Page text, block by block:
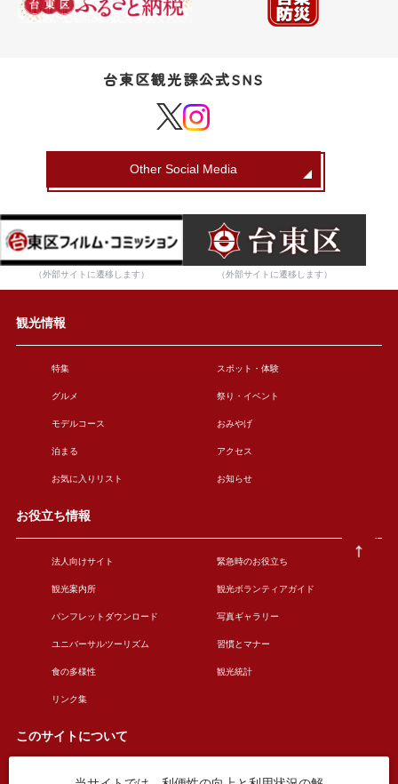
台東区観光課公式SNS
Other Social Media
（外部サイトに遷移します） （外部サイトに遷移します）
観光情報
特集 スポット・体験
グルメ 祭り・イベント
モデルコース おみやげ
泊まる アクセス
お気に入りリスト お知らせ
お役立ち情報
法人向けサイト 緊急時のお役立ち
観光案内所 観光ボランティアガイド
パンフレットダウンロード 写真ギャラリー
ユニバーサルツーリズム 習慣とマナー
食の多様性 観光統計
リンク集
このサイトについて
このサイトについて 広告掲載について